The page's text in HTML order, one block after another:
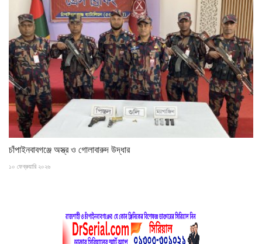
চাঁপাইনবাবগঞ্জে অস্ত্র ও গোলাবারুদ উদ্ধার
১০ ফেব্রুয়ারি ২০২৬